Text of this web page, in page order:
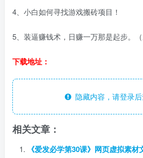
4、小白如何寻找游戏搬砖项目！
5、装逼赚钱术，日赚一万那是起步。（
下载地址：
隐藏内容，请登录
相关文章：
《爱发必学第30课》网页虚拟素